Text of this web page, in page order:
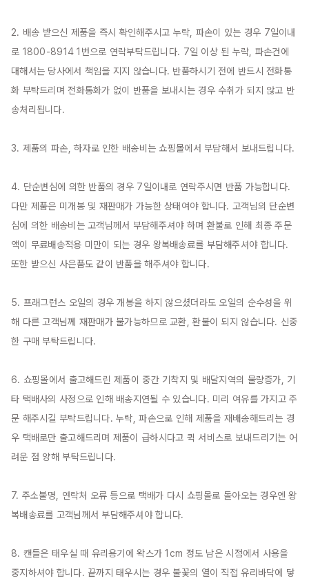
2. 배송 받으신 제품을 즉시 확인해주시고 누락, 파손이 있는 경우 7일이내
로 1800-8914 1번으로 연락부탁드립니다. 7일 이상 된 누락, 파손건에
대해서는 당사에서 책임을 지지 않습니다. 반품하시기 전에 반드시 전화통
화 부탁드리며 전화통화가 없이 반품을 보내시는 경우 수취가 되지 않고 반
송처리됩니다.
3. 제품의 파손, 하자로 인한 배송비는 쇼핑몰에서 부담해서 보내드립니다.
4. 단순변심에 의한 반품의 경우 7일이내로 연락주시면 반품 가능합니다.
다만 제품은 미개봉 및 재판매가 가능한 상태여야 합니다. 고객님의 단순변
심에 의한 배송비는 고객님께서 부담해주셔야 하며 환불로 인해 최종 주문
액이 무료배송적용 미만이 되는 경우 왕복배송료를 부담해주셔야 합니다.
또한 받으신 사은품도 같이 반품을 해주셔야 합니다.
5. 프래그런스 오일의 경우 개봉을 하지 않으셨더라도 오일의 순수성을 위
해 다른 고객님께 재판매가 불가능하므로 교환, 환불이 되지 않습니다. 신중
한 구매 부탁드립니다.
6. 쇼핑몰에서 출고해드린 제품이 중간 기착지 및 배달지역의 물량증가, 기
타 택배사의 사정으로 인해 배송지연될 수 있습니다. 미리 여유를 가지고 주
문 해주시길 부탁드립니다. 누락, 파손으로 인해 제품을 재배송해드리는 경
우 택배로만 출고해드리며 제품이 급하시다고 퀵 서비스로 보내드리기는 어
려운 점 양해 부탁드립니다.
7. 주소불명, 연락처 오류 등으로 택배가 다시 쇼핑몰로 돌아오는 경우엔 왕
복배송료를 고객님께서 부담해주셔야 합니다.
8. 캔들은 태우실 때 유리용기에 왁스가 1cm 정도 남은 시점에서 사용을
중지하셔야 합니다. 끝까지 태우시는 경우 불꽃의 열이 직접 유리바닥에 닿